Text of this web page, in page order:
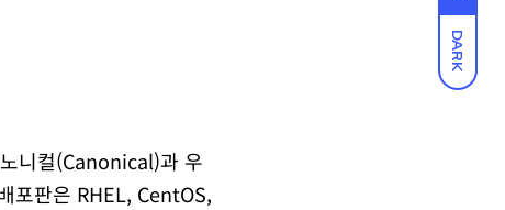
DARK
니컬(Canonical)과 우
포판은 RHEL, CentOS,